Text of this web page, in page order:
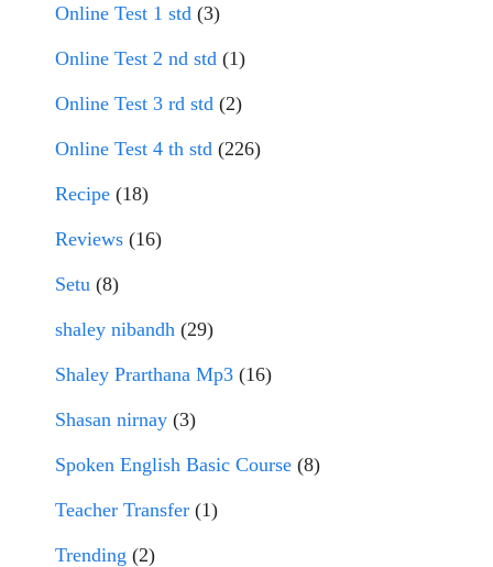
Online Test 1 std (3)
Online Test 2 nd std (1)
Online Test 3 rd std (2)
Online Test 4 th std (226)
Recipe (18)
Reviews (16)
Setu (8)
shaley nibandh (29)
Shaley Prarthana Mp3 (16)
Shasan nirnay (3)
Spoken English Basic Course (8)
Teacher Transfer (1)
Trending (2)